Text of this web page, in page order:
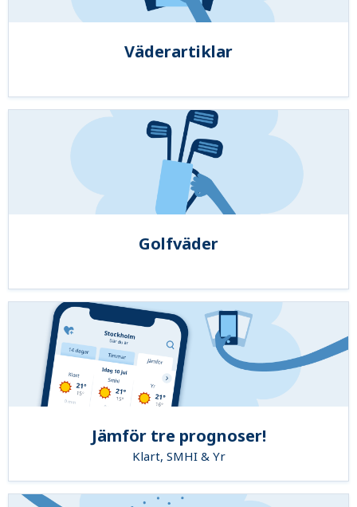
Väderartiklar
Golfväder
Jämför tre prognoser!
Klart, SMHI & Yr